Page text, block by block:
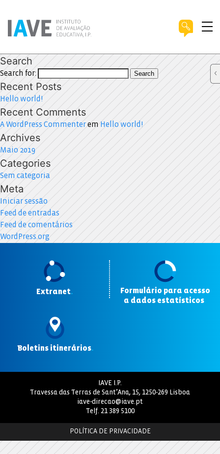
Search
Search for: Search
Recent Posts
Hello world!
Recent Comments
A WordPress Commenterem Hello world!
Archives
Maio 2019
Categories
Sem categoria
Meta
Iniciar sessão
Feed de entradas
Feed de comentários
WordPress.org
Extranet.
Formulário para acesso
a dados estatísticos
Boletins itinerários.
IAVE I.P.
Travessa das Terras de Sant’Ana, 15, 1250-269 Lisboa
iave-direcao@iave.pt
Telf. 21 389 5100
POLÍTICA DE PRIVACIDADE